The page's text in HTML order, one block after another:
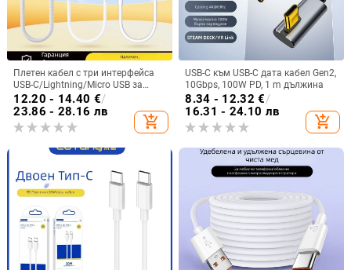
Плетен кабел с три интерфейса
USB-C/Lightning/Micro USB за
бързо зареждане, 60W
12.20 - 14.40 €/
23.86 - 28.16 лв
add_shopping_cart
USB-C към USB-C дата кабел Gen2,
10Gbps, 100W PD, 1 m дължина
8.34 - 12.32 €/
16.31 - 24.10 лв
add_shopping_cart